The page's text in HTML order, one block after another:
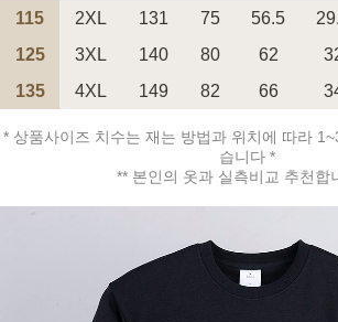
115 2XL 131 75 56.5
125
3XL 140 80 62
135
4XL 149 82 66
* 상품사이즈 치수는 재는 방법과 위치에 따라
습니다 *
** 본인의 옷과 실측비교 추천합